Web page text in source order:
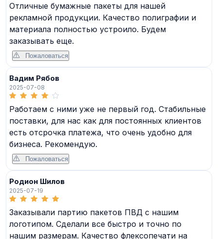
Отличные бумажные пакеты для нашей
рекламной продукции. Качество полиграфии и
материала полностью устроило. Будем
заказывать еще.
Пожаловаться
Вадим Рябов
2025-07-08
Работаем с ними уже не первый год. Стабильные
поставки, для нас как для постоянных клиентов
есть отсрочка платежа, что очень удобно для
бизнеса. Рекомендую.
Пожаловаться
Родион Шилов
2025-07-19
Заказывали партию пакетов ПВД с нашим
логотипом. Сделали все быстро и точно по
нашим размерам. Качество флексопечати на